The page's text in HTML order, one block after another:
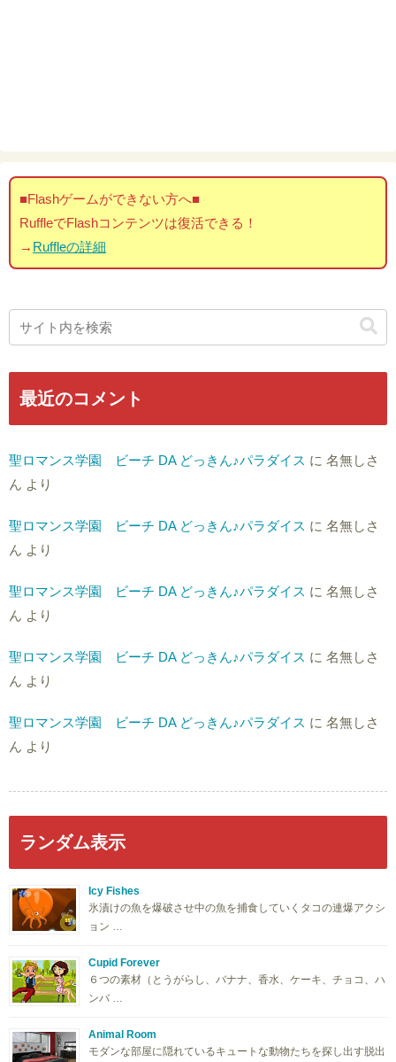
■Flashゲームができない方へ■
RuffleでFlashコンテンツは復活できる！
→ Ruffleの詳細
最近のコメント
聖ロマンス学園 ビーチ DA どっきん♪パラダイス に 名無しさ
ん より
聖ロマンス学園 ビーチ DA どっきん♪パラダイス に 名無しさ
ん より
聖ロマンス学園 ビーチ DA どっきん♪パラダイス に 名無しさ
ん より
聖ロマンス学園 ビーチ DA どっきん♪パラダイス に 名無しさ
ん より
聖ロマンス学園 ビーチ DA どっきん♪パラダイス に 名無しさ
ん より
ランダム表示
Icy Fishes
氷漬けの魚を爆破させ中の魚を捕食していくタコの連爆アクシ
ョン …
Cupid Forever
６つの素材（とうがらし、バナナ、香水、ケーキ、チョコ、ハ
ンバ …
Animal Room
モダンな部屋に隠れているキュートな動物たちを探し出す脱出